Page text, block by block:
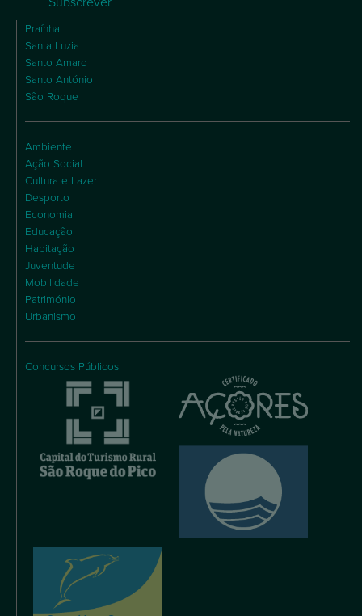
Praínha
Santa Luzia
Santo Amaro
Santo António
São Roque
Ambiente
Ação Social
Cultura e Lazer
Desporto
Economia
Educação
Habitação
Juventude
Mobilidade
Património
Urbanismo
Concursos Públicos